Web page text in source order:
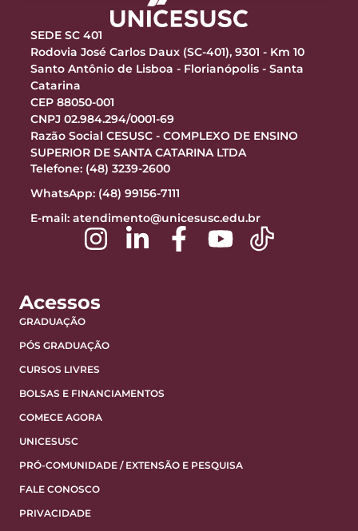
SEDE SC 401
Rodovia José Carlos Daux (SC-401), 9301 - Km 10
Santo Antônio de Lisboa - Florianópolis - Santa
Catarina
CEP 88050-001
CNPJ 02.984.294/0001-69
Razão Social CESUSC - COMPLEXO DE ENSINO
SUPERIOR DE SANTA CATARINA LTDA
Telefone: (48) 3239-2600
WhatsApp: (48) 99156-7111
E-mail: atendimento@unicesusc.edu.br
Acessos
GRADUAÇÃO
PÓS GRADUAÇÃO
CURSOS LIVRES
BOLSAS E FINANCIAMENTOS
COMECE AGORA
UNICESUSC
PRÓ-COMUNIDADE / EXTENSÃO E PESQUISA
FALE CONOSCO
PRIVACIDADE